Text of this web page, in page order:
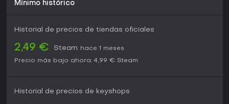
apuesta segura para fans de platformers rítmicos intensos.
Mínimo histórico
Historial de precios de tiendas oficiales
2,49 € Steam
hace 1 meses
Precio más bajo ahora: 4,99 € Steam
Historial de precios de keyshops